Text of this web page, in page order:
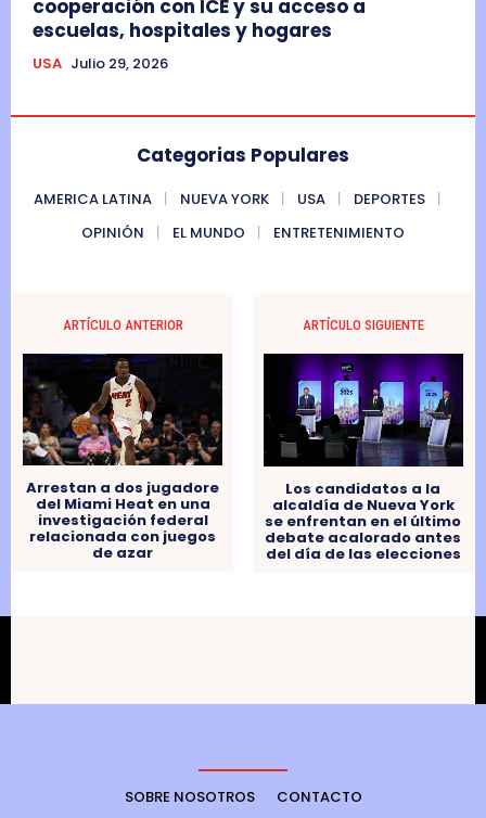
cooperación con ICE y su acceso a
escuelas, hospitales y hogares
USA Julio 29, 2026
Categorias Populares
AMERICA LATINA NUEVA YORK USA
DEPORTES
OPINIÓN
EL MUNDO ENTRETENIMIENTO
ARTÍCULO ANTERIOR
Arrestan a dos jugadore
del Miami Heat en una
investigación federal
relacionada con juegos
de azar
ARTÍCULO SIGUIENTE
Los candidatos a la
alcaldía de Nueva York
se enfrentan en el último
debate acalorado antes
del día de las elecciones
SOBRE NOSOTROS CONTACTO